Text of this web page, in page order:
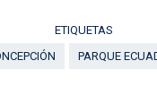
ETIQUETAS
PARQUE